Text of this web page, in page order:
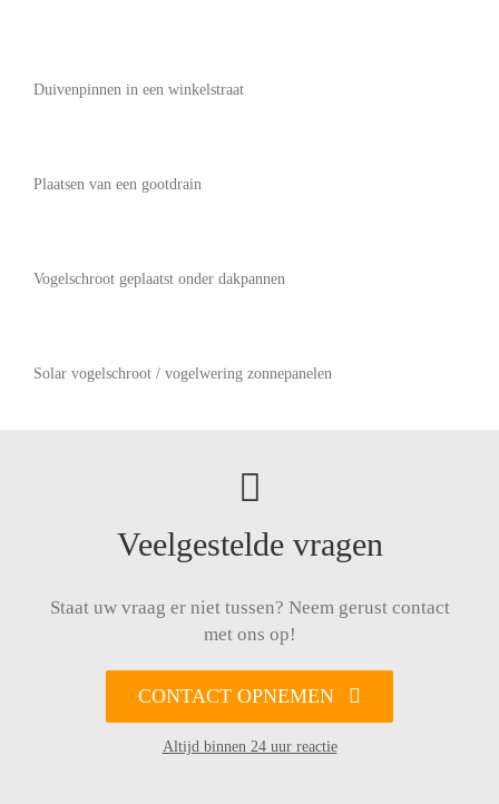
Duivenpinnen in een winkelstraat
Plaatsen van een gootdrain
Vogelschroot geplaatst onder dakpannen
Solar vogelschroot / vogelwering zonnepanelen
Veelgestelde vragen
Staat uw vraag er niet tussen? Neem gerust contact
met ons op!
CONTACT OPNEMEN
Altijd binnen 24 uur reactie